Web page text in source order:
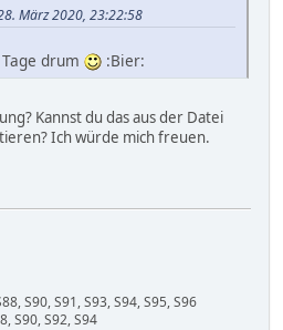
März 2020, 23:22:58
drum :Bier:
Kannst du das aus der Datei
Ich würde mich freuen.
S90, S91, S93, S94, S95, S96
S90, S92, S94